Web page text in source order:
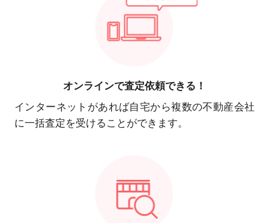
オンラインで査定依頼できる！
インターネットがあれば自宅から複数の不動産会社
に一括査定を受けることができます。